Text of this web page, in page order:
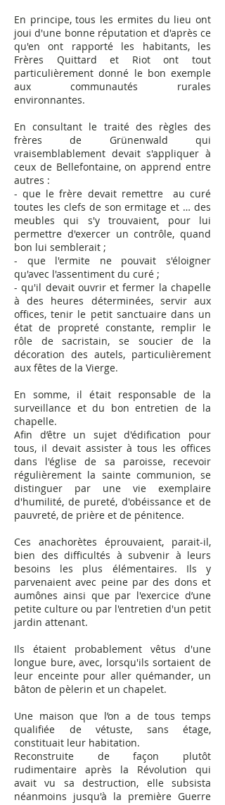
En principe, tous les ermites du lieu ont
joui d'une bonne réputation et d'après ce
qu'en ont rapporté les habitants, les
Frères Quittard et Riot ont tout
particulièrement donné le bon exemple
aux communautés rurales
environnantes.
En consultant le traité des règles des
frères de Grünenwald qui
vraisemblablement devait s'appliquer à
ceux de Bellefontaine, on apprend entre
autres :
- que le frère devait remettre au curé
toutes les clefs de son ermitage et … des
meubles qui s'y trouvaient, pour lui
permettre d'exercer un contrôle, quand
bon lui semblerait ;
- que l'ermite ne pouvait s'éloigner
qu'avec l'assentiment du curé ;
- qu'il devait ouvrir et fermer la chapelle
à des heures déterminées, servir aux
offices, tenir le petit sanctuaire dans un
état de propreté constante, remplir le
rôle de sacristain, se soucier de la
décoration des autels, particulièrement
aux fêtes de la Vierge.
En somme, il était responsable de la
surveillance et du bon entretien de la
chapelle.
Afin d’être un sujet d'édification pour
tous, il devait assister à tous les offices
dans l'église de sa paroisse, recevoir
régulièrement la sainte communion, se
distinguer par une vie exemplaire
d'humilité, de pureté, d'obéissance et de
pauvreté, de prière et de pénitence.
Ces anachorètes éprouvaient, parait-il,
bien des difficultés à subvenir à leurs
besoins les plus élémentaires. Ils y
parvenaient avec peine par des dons et
aumônes ainsi que par l'exercice d’une
petite culture ou par l'entretien d'un petit
jardin attenant.
Ils étaient probablement vêtus d'une
longue bure, avec, lorsqu'ils sortaient de
leur enceinte pour aller quémander, un
bâton de pèlerin et un chapelet.
Une maison que l’on a de tous temps
qualifiée de vétuste, sans étage,
constituait leur habitation.
Reconstruite de façon plutôt
rudimentaire après la Révolution qui
avait vu sa destruction, elle subsista
néanmoins jusqu'à la première Guerre